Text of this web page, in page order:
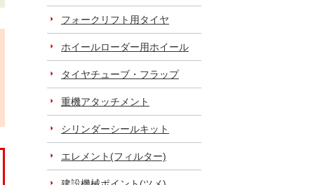
フォークリフト用タイヤ
ホイールローダー用ホイール
タイヤチューブ・フラップ
重機アタッチメント
シリンダーシールキット
エレメント(フィルター)